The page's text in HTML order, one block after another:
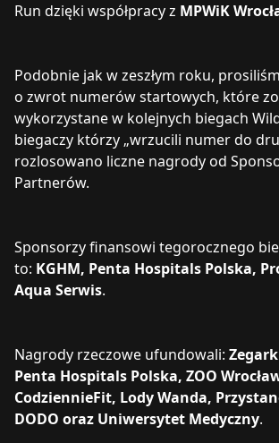
Run dzięki współpracy z MPWiK
Podobnie jak w zeszłym roku,
o zwrot numerów startowych, które
wykorzystane w kolejnych biegach
biegaczy którzy „wrzucili numer do
rozlosowano liczne nagrody od
Partnerów.
Sponsorzy finansowi tegorocznego
to: KGHM, Penta Hospitals Polska,
Aqua Serwis.
Nagrody rzeczowe ufundowali:
Penta Hospitals Polska, ZOO
CodziennieFit, Lody Wanda,
DODO oraz Uniwersytet Medyczny.